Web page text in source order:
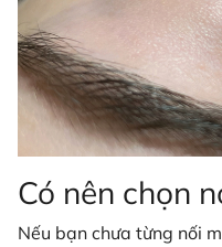
Có nên chọn
Nếu bạn chưa từng nối